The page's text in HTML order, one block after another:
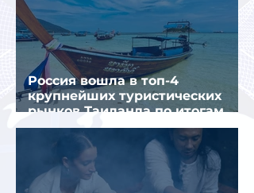
Россия вошла в топ-4
крупнейших туристических
рынков Таиланда по итогам
семи месяцев 2026 года